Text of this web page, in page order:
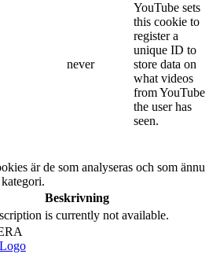
never
YouTube sets
this cookie to
register a
unique ID to
store data on
what videos
from YouTube
the user has
seen.
är de som analyseras och som ännu
Beskrivning
is currently not available.